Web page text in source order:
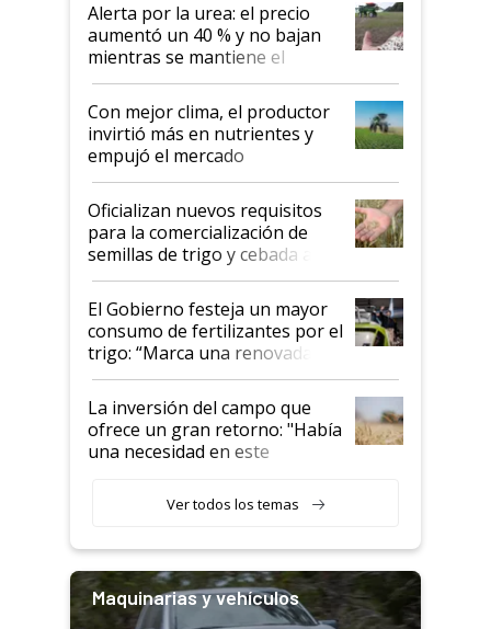
Alerta por la urea: el precio
aumentó un 40 % y no bajan
mientras se mantiene el
conflicto en Medio Oriente
Con mejor clima, el productor
invirtió más en nutrientes y
empujó el mercado
Oficializan nuevos requisitos
para la comercialización de
semillas de trigo y cebada a
granel
El Gobierno festeja un mayor
consumo de fertilizantes por el
trigo: “Marca una renovada
confianza de los productores”
La inversión del campo que
ofrece un gran retorno: "Había
una necesidad en este
Ver todos los temas
Maquinarias y vehículos